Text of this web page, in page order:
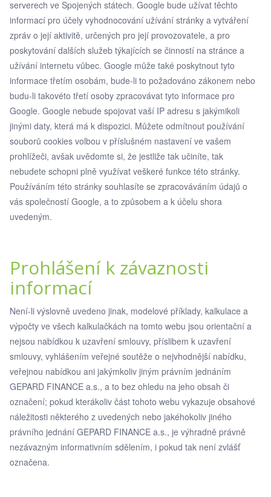
serverech ve Spojených státech. Google bude užívat těchto
informací pro účely vyhodnocování užívání stránky a vytváření
zpráv o její aktivitě, určených pro její provozovatele, a pro
poskytování dalších služeb týkajících se činností na stránce a
užívání internetu vůbec. Google může také poskytnout tyto
informace třetím osobám, bude-li to požadováno zákonem nebo
budu-li takovéto třetí osoby zpracovávat tyto informace pro
Google. Google nebude spojovat vaší IP adresu s jakýmikoli
jinými daty, která má k dispozici. Můžete odmítnout používání
souborů cookies volbou v příslušném nastavení ve vašem
prohlížeči, avšak uvědomte si, že jestliže tak učiníte, tak
nebudete schopni plně využívat veškeré funkce této stránky.
Používáním této stránky souhlasíte se zpracováváním údajů o
vás společností Google, a to způsobem a k účelu shora
uvedeným.
Prohlášení k závaznosti
informací
Není-li výslovně uvedeno jinak, modelové příklady, kalkulace a
výpočty ve všech kalkulačkách na tomto webu jsou orientační a
nejsou nabídkou k uzavření smlouvy, příslibem k uzavření
smlouvy, vyhlášením veřejné soutěže o nejvhodnější nabídku,
veřejnou nabídkou ani jakýmkoliv jiným právním jednáním
GEPARD FINANCE a.s., a to bez ohledu na jeho obsah či
označení; pokud kterákoliv část tohoto webu vykazuje obsahové
náležitosti některého z uvedených nebo jakéhokoliv jiného
právního jednání GEPARD FINANCE a.s., je výhradně právně
nezávazným informativním sdělením, i pokud tak není zvlášť
označena.